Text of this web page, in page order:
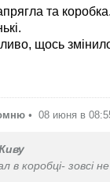
та
щось
• 08 июня в
в коробці- зовсі